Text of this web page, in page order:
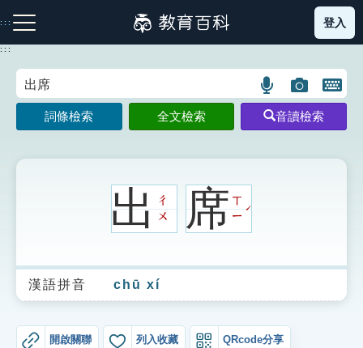
到
主
:::
注音索引圖示 筆畫索引圖示 部首索引表圖示
生字詞彙表
成語故事
登入
:::
語
言
搜
圖
片
搜
開
鍵
圖
詞條檢索 全文檢索 音讀檢索
出ㄔ
ㄨ
席ㄒ
ㄧ
ˊ
漢語拼音 chū xí
開啟關聯 列入收藏 QRcode分享